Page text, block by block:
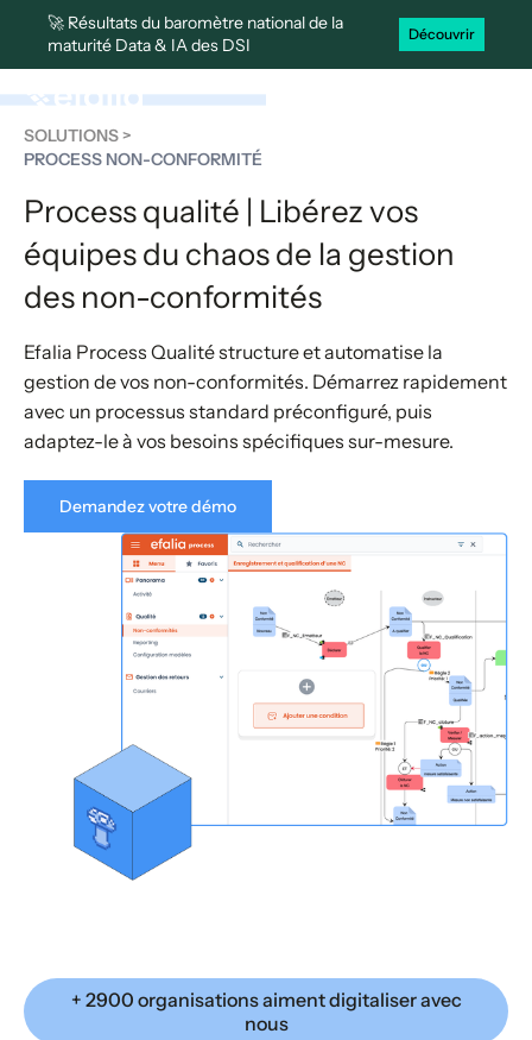
🚀 Résultats du baromètre national de la
maturité Data & IA des DSI
Découvrir
SOLUTIONS >
PROCESS NON-CONFORMITÉ
Process qualité | Libérez vos
équipes du chaos de la gestion
des non-conformités
Efalia Process Qualité structure et automatise la
gestion de vos non-conformités. Démarrez rapidement
avec un processus standard préconfiguré, puis
adaptez-le à vos besoins spécifiques sur-mesure.
Demandez votre démo
+ 2900 organisations aiment digitaliser avec
nous